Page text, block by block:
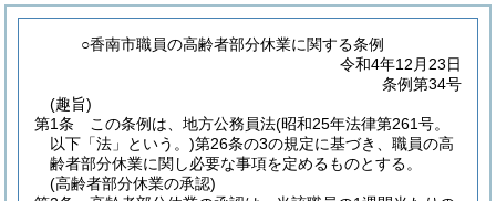
○香南市職員の高齢者部分休業に関する条例
令和4年12月23日
条例第34号
(趣旨)
第1条
この条例は、地方公務員法(昭和25年法律第261号。
以下「法」という。)第26条の3の規定に基づき、職員の高
齢者部分休業に関し必要な事項を定めるものとする。
(高齢者部分休業の承認)